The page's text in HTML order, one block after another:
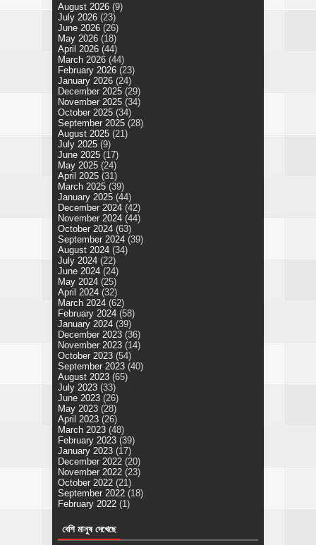
August 2026 (9)
July 2026 (23)
June 2026 (26)
May 2026 (18)
April 2026 (44)
March 2026 (44)
February 2026 (23)
January 2026 (24)
December 2025 (29)
November 2025 (34)
October 2025 (34)
September 2025 (28)
August 2025 (21)
July 2025 (9)
June 2025 (17)
May 2025 (24)
April 2025 (31)
March 2025 (39)
January 2025 (44)
December 2024 (42)
November 2024 (44)
October 2024 (63)
September 2024 (39)
August 2024 (34)
July 2024 (22)
June 2024 (24)
May 2024 (25)
April 2024 (32)
March 2024 (62)
February 2024 (58)
January 2024 (39)
December 2023 (36)
November 2023 (14)
October 2023 (54)
September 2023 (40)
August 2023 (65)
July 2023 (33)
June 2023 (26)
May 2023 (28)
April 2023 (26)
March 2023 (48)
February 2023 (39)
January 2023 (17)
December 2022 (20)
November 2022 (23)
October 2022 (21)
September 2022 (18)
February 2022 (1)
বেশি মানুষ দেখেছে